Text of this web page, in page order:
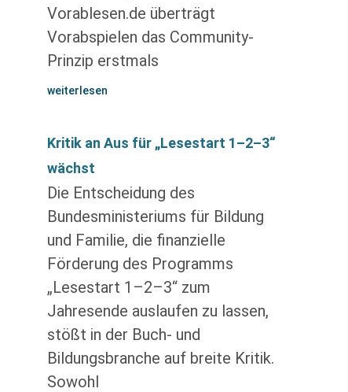
Vorablesen.de überträgt
Vorabspielen das Community-
Prinzip erstmals
weiterlesen
Kritik an Aus für „Lesestart 1–2–3“
wächst
Die Entscheidung des
Bundesministeriums für Bildung
und Familie, die finanzielle
Förderung des Programms
„Lesestart 1–2–3“ zum
Jahresende auslaufen zu lassen,
stößt in der Buch- und
Bildungsbranche auf breite Kritik.
Sowohl